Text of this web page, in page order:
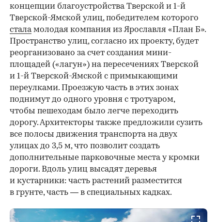
концепции благоустройства Тверской и 1-й
Тверской-Ямской улиц, победителем которого
сталамолодая компания из Ярославля «План Б».
Пространство улиц, согласно их проекту, будет
реорганизовано за счет создания мини-
площадей («лагун») на пересечениях Тверской
и 1-й Тверской-Ямской с примыкающими
переулками. Проезжую часть в этих зонах
поднимут до одного уровня с тротуаром,
чтобы пешеходам было легче переходить
дорогу. Архитекторы также предложили сузить
все полосы движения транспорта на двух
улицах до 3,5 м, что позволит создать
дополнительные парковочные места у кромки
дороги. Вдоль улиц высадят деревья
и кустарники: часть растений разместится
в грунте, часть — в специальных кадках.